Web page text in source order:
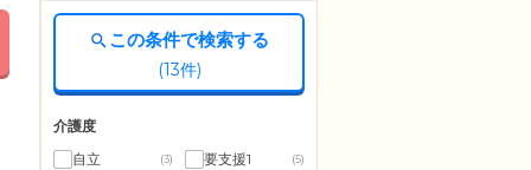
この条件で検索する
(13件)
介護度
自立
(3) 要支援1 (5)